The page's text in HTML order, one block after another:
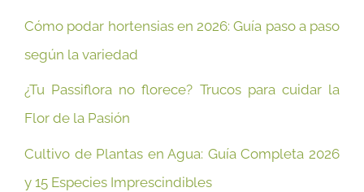
Cómo podar hortensias en 2026: Guía paso a paso
según la variedad
¿Tu Passiflora no florece? Trucos para cuidar la
Flor de la Pasión
Cultivo de Plantas en Agua: Guía Completa 2026
y 15 Especies Imprescindibles